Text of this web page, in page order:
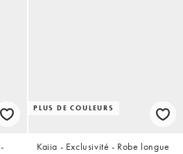
PLUS DE COULEURS
Kaiia - Exclusivité - Robe longue